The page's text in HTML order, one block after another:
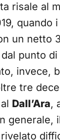
risale al
quando
un netto
punto
invece,
tre
Dall’Ara,
generale,